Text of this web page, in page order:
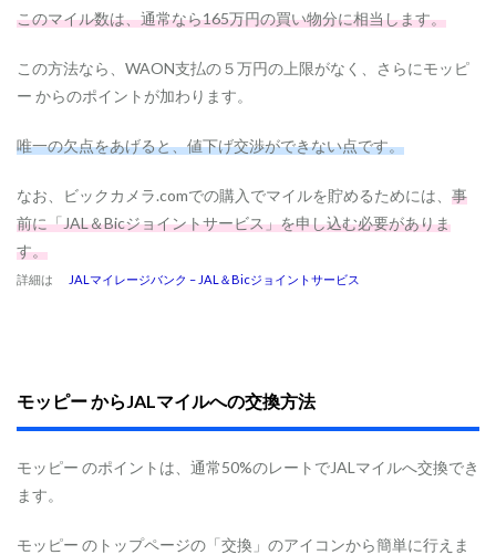
このマイル数は、通常なら165万円の買い物分に相当します。
この方法なら、WAON支払の５万円の上限がなく、さらにモッピ
ー からのポイントが加わります。
唯一の欠点をあげると、値下げ交渉ができない点です。
なお、ビックカメラ.comでの購入でマイルを貯めるためには、 事
前に「JAL＆Bicジョイントサービス」を申し込む必要がありま
す。
詳細は JALマイレージバンク – JAL＆Bicジョイントサービス
モッピー からJALマイルへの交換方法
モッピー のポイントは、通常50%のレートでJALマイルへ交換でき
ます。
モッピー のトップページの「交換」のアイコンから簡単に行えま